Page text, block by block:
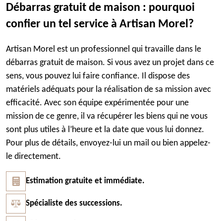
Débarras gratuit de maison : pourquoi
confier un tel service à Artisan Morel?
Artisan Morel est un professionnel qui travaille dans le
débarras gratuit de maison. Si vous avez un projet dans ce
sens, vous pouvez lui faire confiance. Il dispose des
matériels adéquats pour la réalisation de sa mission avec
efficacité. Avec son équipe expérimentée pour une
mission de ce genre, il va récupérer les biens qui ne vous
sont plus utiles à l’heure et la date que vous lui donnez.
Pour plus de détails, envoyez-lui un mail ou bien appelez-
le directement.
Estimation gratuite et immédiate.
Spécialiste des successions.